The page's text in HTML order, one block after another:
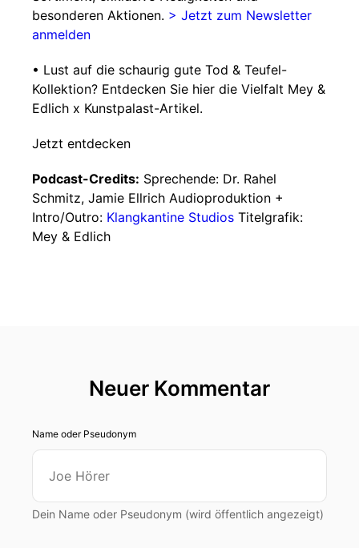
besonderen Aktionen. > Jetzt zum Newsletter
anmelden
• Lust auf die schaurig gute Tod & Teufel-
Kollektion? Entdecken Sie hier die Vielfalt Mey &
Edlich x Kunstpalast-Artikel.
Jetzt entdecken
Podcast-Credits: Sprechende: Dr. Rahel
Schmitz, Jamie Ellrich Audioproduktion +
Intro/Outro: Klangkantine Studios Titelgrafik:
Mey & Edlich
Neuer Kommentar
Name oder Pseudonym
Dein Name oder Pseudonym (wird öffentlich angezeigt)